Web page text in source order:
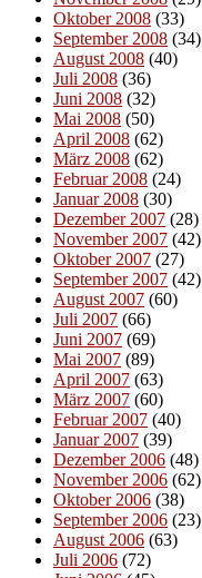
Oktober 2008 (33)
September 2008 (34)
August 2008 (40)
Juli 2008 (36)
Juni 2008 (32)
Mai 2008 (50)
April 2008 (62)
März 2008 (62)
Februar 2008 (24)
Januar 2008 (30)
Dezember 2007 (28)
November 2007 (42)
Oktober 2007 (27)
September 2007 (42)
August 2007 (60)
Juli 2007 (66)
Juni 2007 (69)
Mai 2007 (89)
April 2007 (63)
März 2007 (60)
Februar 2007 (40)
Januar 2007 (39)
Dezember 2006 (48)
November 2006 (62)
Oktober 2006 (38)
September 2006 (23)
August 2006 (63)
Juli 2006 (72)